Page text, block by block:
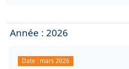
Année : 2026
Date : mars 2026